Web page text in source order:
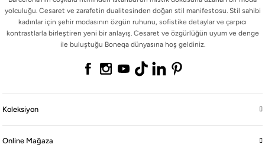
yolculuğu. Cesaret ve zarafetin dualitesinden doğan stil manifestosu. Stil sahibi
kadınlar için şehir modasının özgün ruhunu, sofistike detaylar ve çarpıcı
kontrastlarla birleştiren yeni bir anlayış. Cesaret ve özgürlüğün uyum ve denge
ile buluştuğu Boneqa dünyasına hoş geldiniz.
Koleksiyon
Online Mağaza
Koleksiyon
Online Mağaza
Yasal